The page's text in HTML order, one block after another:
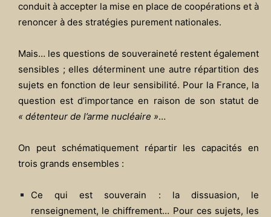
conduit à accepter la mise en place de coopérations et à
renoncer à des stratégies purement nationales.
Mais… les questions de souveraineté restent également
sensibles ; elles déterminent une autre répartition des
sujets en fonction de leur sensibilité. Pour la France, la
question est d’importance en raison de son statut de
« détenteur de l’arme nucléaire »…
On peut schématiquement répartir les capacités en
trois grands ensembles :
Ce qui est souverain : la dissuasion, le
renseignement, le chiffrement… Pour ces sujets, les